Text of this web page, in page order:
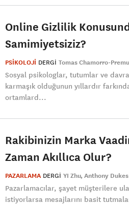
Online Gizlilik
Samimiyetsiziz?
PSİKOLOJİ DERGI Tomas Chamorro-
Sosyal psikologlar, tutumlar ve
karmaşık olduğunun yıllardır
ortamlard...
Rakibinizin Marka
Zaman Akıllıca Olur?
PAZARLAMA DERGI YI Zhu Anthony Dukes
Pazarlamacılar, şayet müşterilere
istiyorlarsa mesajlarını basit